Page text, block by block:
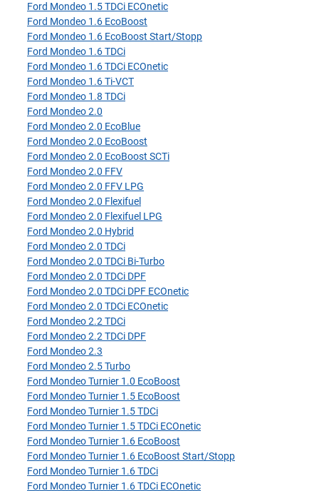
Ford Mondeo 1.5 TDCi ECOnetic
Ford Mondeo 1.6 EcoBoost
Ford Mondeo 1.6 EcoBoost Start/Stopp
Ford Mondeo 1.6 TDCi
Ford Mondeo 1.6 TDCi ECOnetic
Ford Mondeo 1.6 Ti-VCT
Ford Mondeo 1.8 TDCi
Ford Mondeo 2.0
Ford Mondeo 2.0 EcoBlue
Ford Mondeo 2.0 EcoBoost
Ford Mondeo 2.0 EcoBoost SCTi
Ford Mondeo 2.0 FFV
Ford Mondeo 2.0 FFV LPG
Ford Mondeo 2.0 Flexifuel
Ford Mondeo 2.0 Flexifuel LPG
Ford Mondeo 2.0 Hybrid
Ford Mondeo 2.0 TDCi
Ford Mondeo 2.0 TDCi Bi-Turbo
Ford Mondeo 2.0 TDCi DPF
Ford Mondeo 2.0 TDCi DPF ECOnetic
Ford Mondeo 2.0 TDCi ECOnetic
Ford Mondeo 2.2 TDCi
Ford Mondeo 2.2 TDCi DPF
Ford Mondeo 2.3
Ford Mondeo 2.5 Turbo
Ford Mondeo Turnier 1.0 EcoBoost
Ford Mondeo Turnier 1.5 EcoBoost
Ford Mondeo Turnier 1.5 TDCi
Ford Mondeo Turnier 1.5 TDCi ECOnetic
Ford Mondeo Turnier 1.6 EcoBoost
Ford Mondeo Turnier 1.6 EcoBoost Start/Stopp
Ford Mondeo Turnier 1.6 TDCi
Ford Mondeo Turnier 1.6 TDCi ECOnetic